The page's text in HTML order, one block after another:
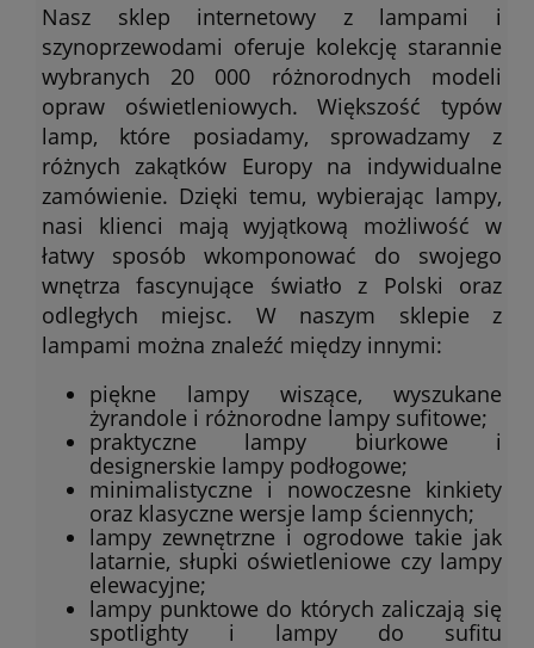
Nasz sklep internetowy z lampami i
szynoprzewodami oferuje kolekcję starannie
wybranych 20 000 różnorodnych modeli
opraw oświetleniowych. Większość typów
lamp, które posiadamy, sprowadzamy z
różnych zakątków Europy na indywidualne
zamówienie. Dzięki temu, wybierając lampy,
nasi klienci mają wyjątkową możliwość w
łatwy sposób wkomponować do swojego
wnętrza fascynujące światło z Polski oraz
odległych miejsc. W naszym sklepie z
lampami można znaleźć między innymi:
piękne lampy wiszące, wyszukane
żyrandole i różnorodne lampy sufitowe;
praktyczne lampy biurkowe i
designerskie lampy podłogowe;
minimalistyczne i nowoczesne kinkiety
oraz klasyczne wersje lamp ściennych;
lampy zewnętrzne i ogrodowe takie jak
latarnie, słupki oświetleniowe czy lampy
elewacyjne;
lampy punktowe do których zaliczają się
spotlighty i lampy do sufitu